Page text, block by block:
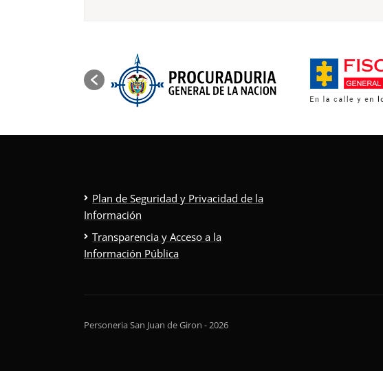
Plan de Seguridad y Privacidad de la
Información
Transparencia y Acceso a la
Información Pública
Personeria San Juan de Giron - 2026